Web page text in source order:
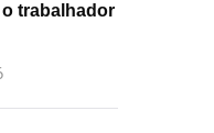
trabalhador